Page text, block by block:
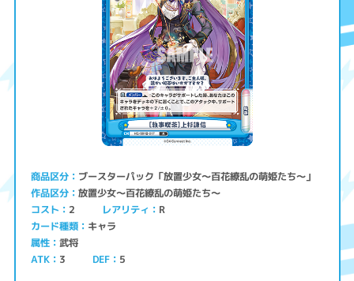
商品区分 ブースターパック「放置少女〜百花繚乱の萌姫たち〜」
作品区分 放置少女〜百花繚乱の萌姫たち〜
コスト 2 レアリティ R
カード種類 キャラ
属性 武将
ATK 3 DEF 5